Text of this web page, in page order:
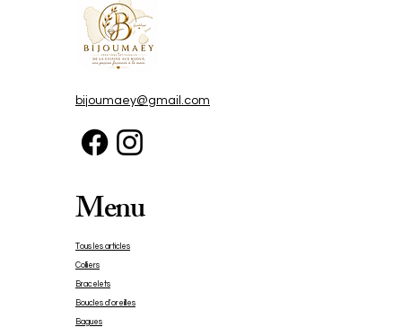
bijoumaey@gmail.com
Menu
Tous les articles
Colliers
Bracelets
Boucles d'oreilles
Bagues